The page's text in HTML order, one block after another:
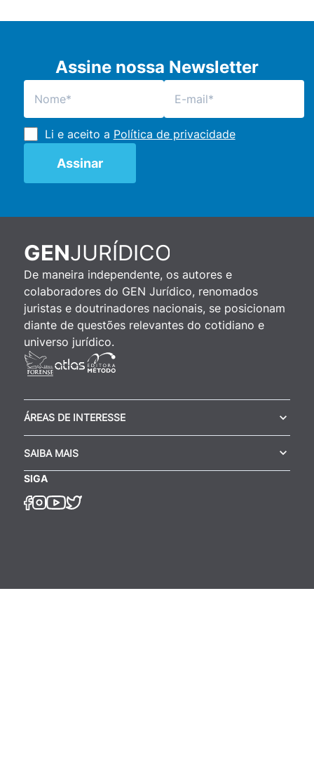
Assine nossa Newsletter
Li e aceito a Política de privacidade
GENJURÍDICO
De maneira independente, os autores e
colaboradores do GEN Jurídico, renomados
juristas e doutrinadores nacionais, se posicionam
diante de questões relevantes do cotidiano e
universo jurídico.
ÁREAS DE INTERESSE
SAIBA MAIS
SIGA